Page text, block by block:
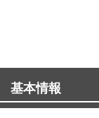
毎日変わるおす
寿司だけでなく
基本情報